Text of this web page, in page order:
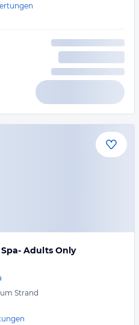
Adults Only
Strand